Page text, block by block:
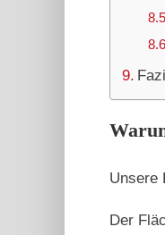
Unsere
Der